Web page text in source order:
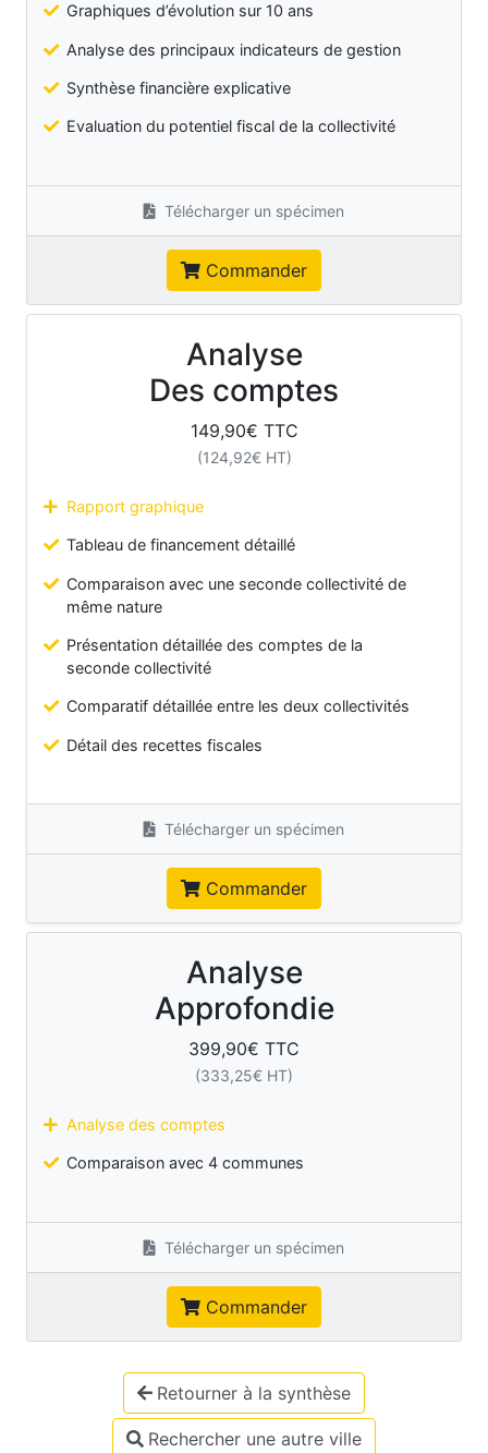
Graphiques d’évolution sur 10 ans
Analyse des principaux indicateurs de gestion
Synthèse financière explicative
Evaluation du potentiel fiscal de la collectivité
Télécharger un spécimen
Commander
Analyse
Des comptes
149,90€ TTC
(124,92€ HT)
Rapport graphique
Tableau de financement détaillé
Comparaison avec une seconde collectivité de
même nature
Présentation détaillée des comptes de la
seconde collectivité
Comparatif détaillée entre les deux collectivités
Détail des recettes fiscales
Télécharger un spécimen
Commander
Analyse
Approfondie
399,90€ TTC
(333,25€ HT)
Analyse des comptes
Comparaison avec 4 communes
Télécharger un spécimen
Commander
Retourner à la synthèse
Rechercher une autre ville